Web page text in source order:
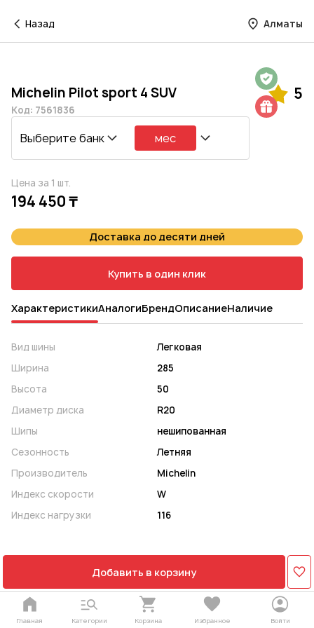
Назад Алматы
Michelin Pilot sport 4 SUV 5
Код: 7561836
Выберите банк мес
Цена за 1 шт.
194 450 ₸
Доставка до десяти дней
Купить в один клик
ХарактеристикиАналогиБрендОписаниеНаличие
Вид шины
Легковая
Ширина
285
Высота
50
Диаметр диска
R20
Шипы
нешипованная
Сезонность
Летняя
Производитель
Michelin
Индекс скорости
W
Индекс нагрузки
116
Добавить в корзину
Главная Категории Корзина Избранное Войти